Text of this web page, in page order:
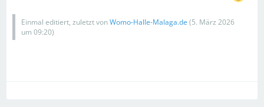
Einmal editiert, zuletzt vonWomo-Halle-Malaga.de (5. März 2026
um 09:20)